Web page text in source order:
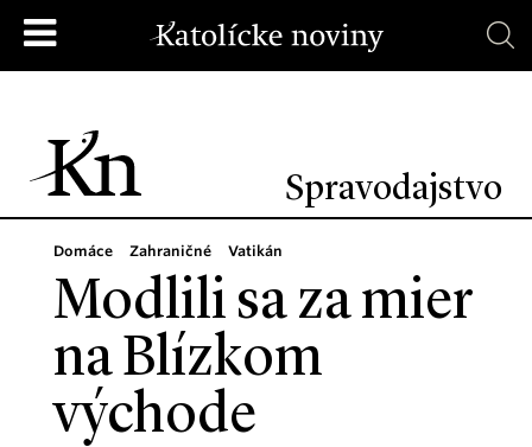
Spravodajstvo
Domáce Zahraničné Vatikán
Modlili sa za mier
na Blízkom
východe